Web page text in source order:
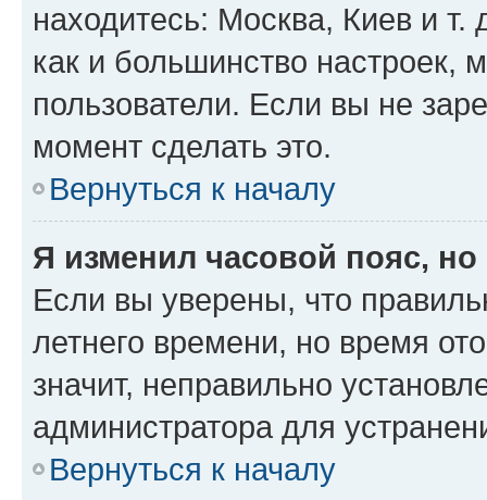
находитесь: Москва, Киев и т.
как и большинство настроек,
пользователи. Если вы не
момент сделать это.
Вернуться к началу
Я изменил часовой пояс,
Если вы уверены, что
летнего времени, но время
значит, неправильно
администратора для
Вернуться к началу